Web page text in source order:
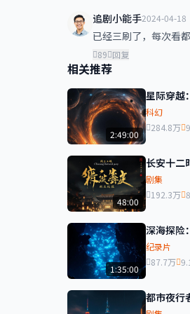
追剧小能手2024-04-18
已经三刷了，每次看
89 回复
相关推荐
2:49:00
星际穿越
科幻
284.8万
48:00
长安十二
剧集
192.3万
1:35:00
深海探险
纪录片
87.7万 9.1
都市夜行